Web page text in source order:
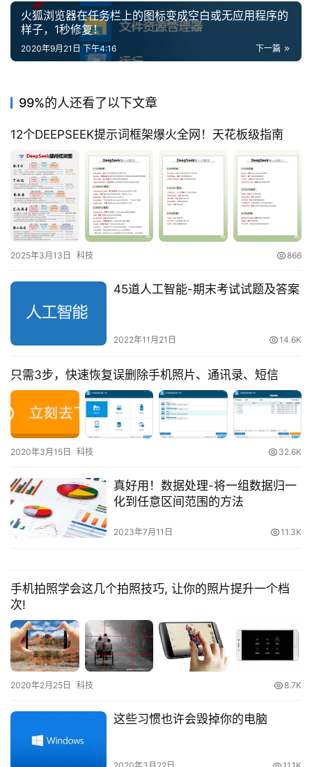
火狐浏览器在任务栏上的图标变成空白或无应用程序的
样子，1秒修复！
下一篇
2020年9月21日 下午4:16
99%的人还看了以下文章
12个DEEPSEEK提示词框架爆火全网！天花板级指南
2025年3月13日 科技 866
45道人工智能-期末考试试题及答案
2022年11月21日 14.6K
只需3步，快速恢复误删除手机照片、通讯录、短信
2020年3月15日 科技 32.6K
真好用！数据处理-将一组数据归一
化到任意区间范围的方法
2023年7月11日 11.3K
手机拍照学会这几个拍照技巧, 让你的照片提升一个档
次!
2020年2月25日 科技 8.7K
这些习惯也许会毁掉你的电脑